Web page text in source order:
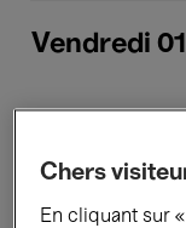
Vendredi
Chers
En cliquant sur